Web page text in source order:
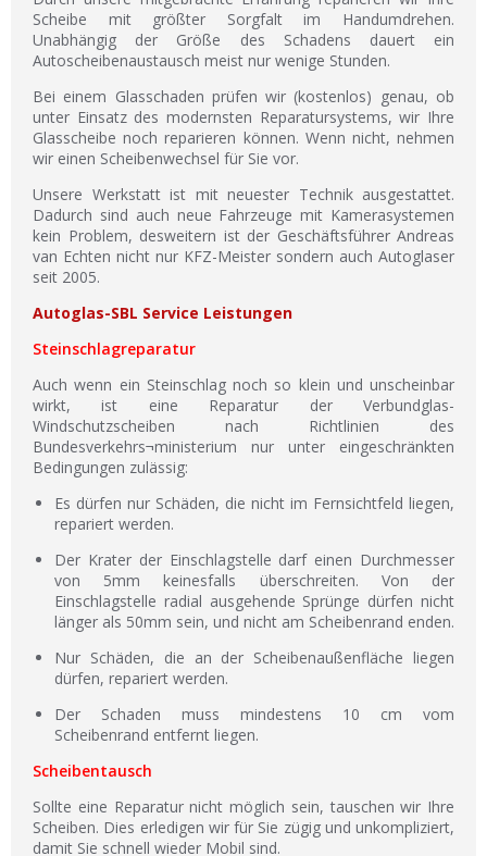
Scheibe mit größter Sorgfalt im Handumdrehen.
Unabhängig der Größe des Schadens dauert ein
Autoscheibenaustausch meist nur wenige Stunden.
Bei einem Glasschaden prüfen wir (kostenlos) genau, ob
unter Einsatz des modernsten Reparatursystems, wir Ihre
Glasscheibe noch reparieren können. Wenn nicht, nehmen
wir einen Scheibenwechsel für Sie vor.
Unsere Werkstatt ist mit neuester Technik ausgestattet.
Dadurch sind auch neue Fahrzeuge mit Kamerasystemen
kein Problem, desweitern ist der Geschäftsführer Andreas
van Echten nicht nur KFZ-Meister sondern auch Autoglaser
seit 2005.
Autoglas-SBL Service Leistungen
Steinschlagreparatur
Auch wenn ein Steinschlag noch so klein und unscheinbar
wirkt, ist eine Reparatur der Verbundglas-
Windschutzscheiben nach Richtlinien des
Bundesverkehrs¬ministerium nur unter eingeschränkten
Bedingungen zulässig:
Es dürfen nur Schäden, die nicht im Fernsichtfeld liegen,
repariert werden.
Der Krater der Einschlagstelle darf einen Durchmesser
von 5mm keinesfalls überschreiten. Von der
Einschlagstelle radial ausgehende Sprünge dürfen nicht
länger als 50mm sein, und nicht am Scheibenrand enden.
Nur Schäden, die an der Scheibenaußenfläche liegen
dürfen, repariert werden.
Der Schaden muss mindestens 10 cm vom
Scheibenrand entfernt liegen.
Scheibentausch
Sollte eine Reparatur nicht möglich sein, tauschen wir Ihre
Scheiben. Dies erledigen wir für Sie zügig und unkompliziert,
damit Sie schnell wieder Mobil sind.